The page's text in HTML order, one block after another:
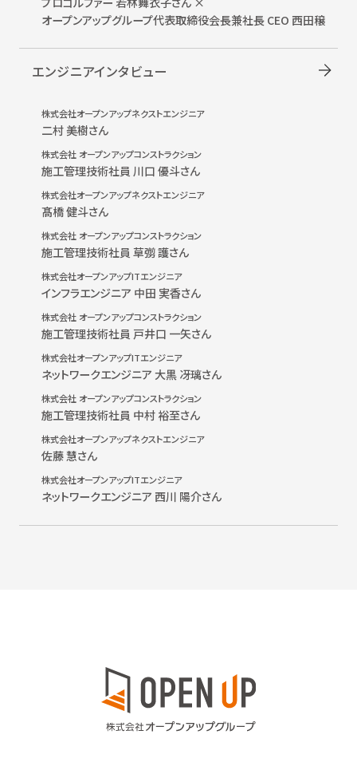
オープンアップグループ代表取締役会長兼社長 CEO 西田穣
エンジニアインタビュー
株式会社オープンアップネクストエンジニア
二村 美樹さん
株式会社 オープンアップコンストラクション
施工管理技術社員 川口 優斗さん
株式会社オープンアップネクストエンジニア
髙橋 健斗さん
株式会社 オープンアップコンストラクション
施工管理技術社員 草彅 護さん
株式会社オープンアップITエンジニア
インフラエンジニア 中田 実香さん
株式会社 オープンアップコンストラクション
施工管理技術社員 戸井口 一矢さん
株式会社オープンアップITエンジニア
ネットワークエンジニア 大黒 冴璃さん
株式会社 オープンアップコンストラクション
施工管理技術社員 中村 裕至さん
株式会社オープンアップネクストエンジニア
佐藤 慧さん
株式会社オープンアップITエンジニア
ネットワークエンジニア 西川 陽介さん